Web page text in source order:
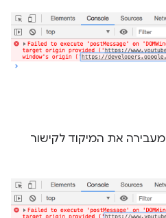
מעבירה את המיקוד לקישור